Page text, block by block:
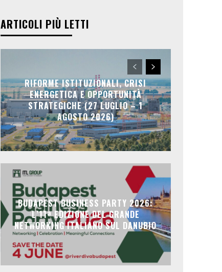
ARTICOLI PIÙ LETTI
RIFORME ISTITUZIONALI, CRISI
ENERGETICA E OPPORTUNITÀ
STRATEGICHE (27 LUGLIO – 1
AGOSTO 2026)
BUDAPEST BUSINESS PARTY 2026:
L’11ª EDIZIONE DEL GRANDE
NETWORKING ITALIANO SUL DANUBIO